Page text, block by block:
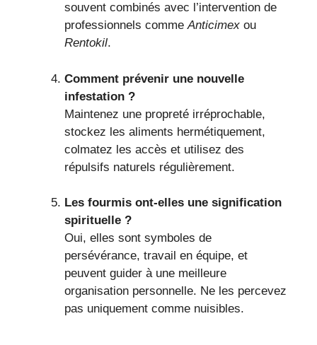
souvent combinés avec l’intervention de
professionnels commeAnticimex ou
Rentokil.
Comment prévenir une nouvelle
infestation ?
Maintenez une propreté irréprochable,
stockez les aliments hermétiquement,
colmatez les accès et utilisez des
répulsifs naturels régulièrement.
Les fourmis ont-elles une signification
spirituelle ?
Oui, elles sont symboles de
persévérance, travail en équipe, et
peuvent guider à une meilleure
organisation personnelle. Ne les percevez
pas uniquement comme nuisibles.